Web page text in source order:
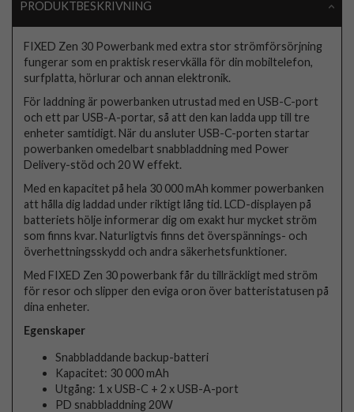
PRODUKTBESKRIVNING
FIXED Zen 30 Powerbank med extra stor strömförsörjning
fungerar som en praktisk reservkälla för din mobiltelefon,
surfplatta, hörlurar och annan elektronik.
För laddning är powerbanken utrustad med en USB-C-port
och ett par USB-A-portar, så att den kan ladda upp till tre
enheter samtidigt. När du ansluter USB-C-porten startar
powerbanken omedelbart snabbladdning med Power
Delivery-stöd och 20 W effekt.
Med en kapacitet på hela 30 000 mAh kommer powerbanken
att hålla dig laddad under riktigt lång tid. LCD-displayen på
batteriets hölje informerar dig om exakt hur mycket ström
som finns kvar. Naturligtvis finns det överspännings- och
överhettningsskydd och andra säkerhetsfunktioner.
Med FIXED Zen 30 powerbank får du tillräckligt med ström
för resor och slipper den eviga oron över batteristatusen på
dina enheter.
Egenskaper
Snabbladdande backup-batteri
Kapacitet: 30 000 mAh
Utgång: 1 x USB-C + 2 x USB-A-port
PD snabbladdning 20W